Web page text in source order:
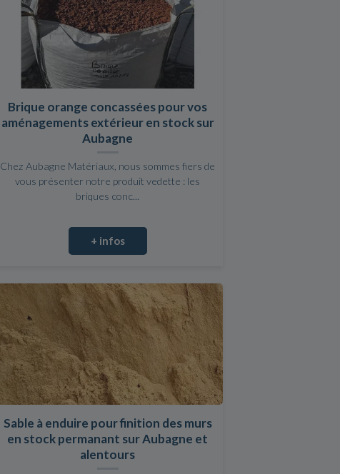
Brique orange concassées pour vos
aménagements extérieur en stock sur
Aubagne
Chez Aubagne Matériaux, nous sommes fiers de
vous présenter notre produit vedette : les
briques conc...
+ infos
Sable à enduire pour finition des murs
en stock permanant sur Aubagne et
alentours